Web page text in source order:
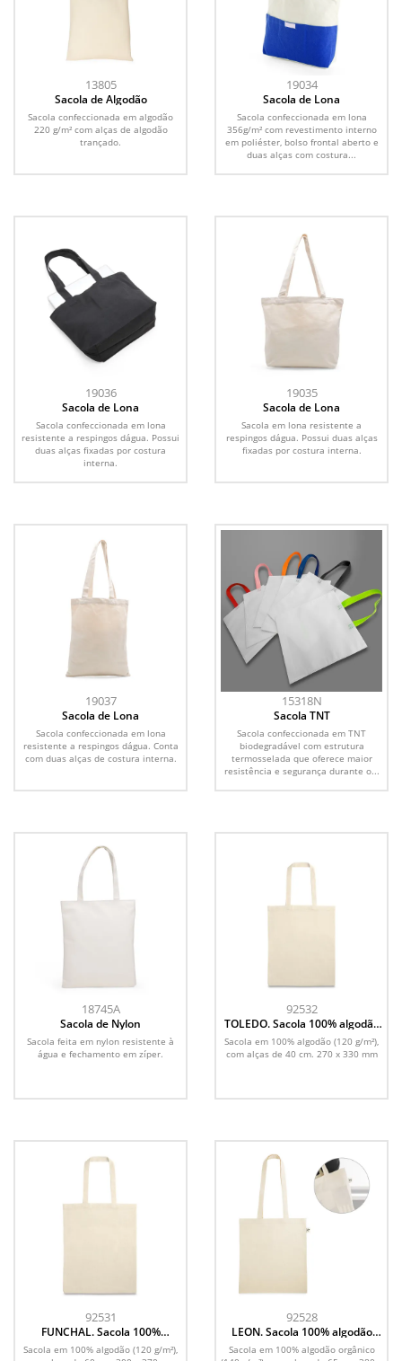
13805
Sacola de Algodão
Sacola confeccionada em algodão
220 g/m² com alças de algodão
trançado.
19034
Sacola de Lona
Sacola confeccionada em lona
356g/m² com revestimento interno
em poliéster, bolso frontal aberto e
duas alças com costura...
19036
Sacola de Lona
Sacola confeccionada em lona
resistente a respingos dágua. Possui
duas alças fixadas por costura
interna.
19035
Sacola de Lona
Sacola em lona resistente a
respingos dágua. Possui duas alças
fixadas por costura interna.
19037
Sacola de Lona
Sacola confeccionada em lona
resistente a respingos dágua. Conta
com duas alças de costura interna.
15318N
Sacola TNT
Sacola confeccionada em TNT
biodegradável com estrutura
termosselada que oferece maior
resistência e segurança durante o...
18745A
Sacola de Nylon
Sacola feita em nylon resistente à
água e fechamento em zíper.
92532
TOLEDO. Sacola 100% algodão
(120 g/m²)
Sacola em 100% algodão (120 g/m²),
com alças de 40 cm. 270 x 330 mm
92531
FUNCHAL. Sacola 100%
algodão (120 g/m²)
Sacola em 100% algodão (120 g/m²),
92528
LEON. Sacola 100% algodão
orgânico (140 g/m²)
Sacola em 100% algodão orgânico